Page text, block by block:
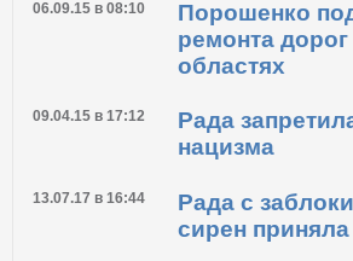
06.09.15 в 08:10
Порошенко
ремонта
областях
09.04.15 в 17:12
Рада
нацизма
13.07.17 в 16:44
Рада с
сирен